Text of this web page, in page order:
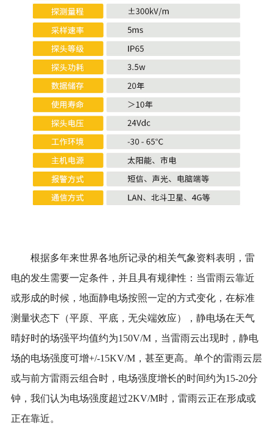
根据多年来世界各地所记录的相关气象资料表明，雷
电的发生需要一定条件，并且具有规律性：当雷雨云靠近
或形成的时候，地面静电场按照一定的方式变化，在标准
测量状态下（平原、平底，无尖端效应），静电场在天气
晴好时的场强平均值约为150V/M，当雷雨云出现时，静电
场的电场强度可增+/-15KV/M，甚至更高。单个的雷雨云层
或与前方雷雨云组合时，电场强度增长的时间约为15-20分
钟，我们认为电场强度超过2KV/M时，雷雨云正在形成或
正在靠近。